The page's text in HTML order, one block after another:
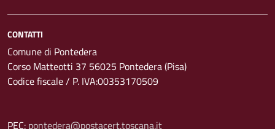
CONTATTI
Comune di Pontedera
Corso Matteotti 37 56025 Pontedera (Pisa)
Codice fiscale / P. IVA:00353170509
PEC: pontedera@postacert.toscana.it